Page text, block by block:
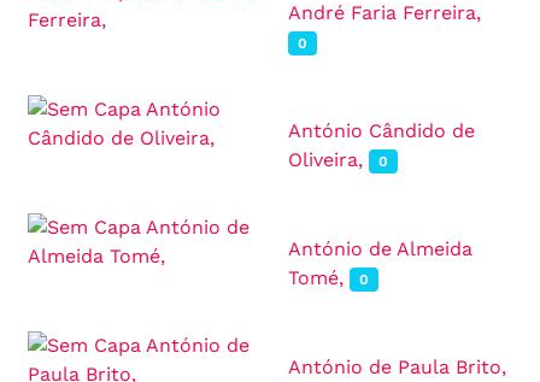
André Faria Ferreira,
0
António Cândido de
Oliveira,
0
António de Almeida
Tomé,
0
António de Paula Brito,